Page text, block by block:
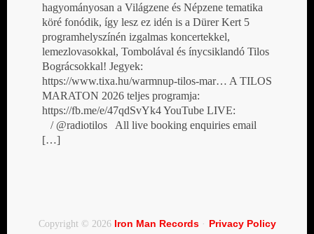
hagyományosan a Világzene és Népzene tematika
köré fonódik, így lesz ez idén is a Dürer Kert 5
programhelyszínén izgalmas koncertekkel,
lemezlovasokkal, Tombolával és ínycsiklandó Tilos
Bográcsokkal! Jegyek:
https://www.tixa.hu/warmnup-tilos-mar… A TILOS
MARATON 2026 teljes programja:
https://fb.me/e/47qdSvYk4 YouTube LIVE:
/ @radiotilos All live booking enquiries email
[…]
Copyright © 2026 Iron Man Records· Privacy Policy